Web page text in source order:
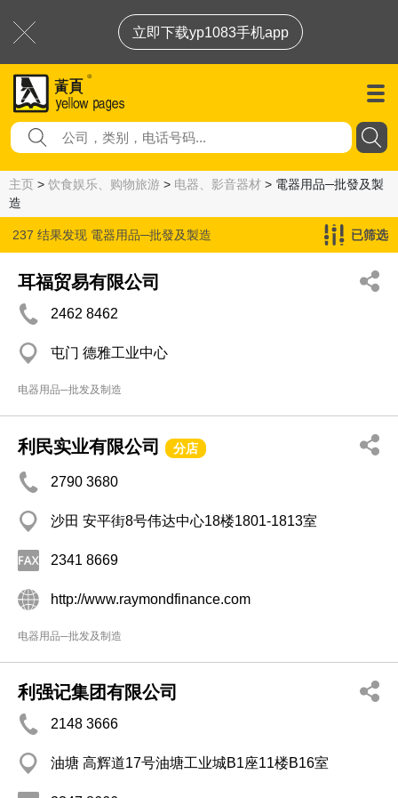
立即下载yp1083手机app
主页 > 饮食娱乐、购物旅游 > 电器、影音器材 > 電器用品─批發及製
造
237 结果发现 電器用品─批發及製造 已筛选
耳福贸易有限公司
2462 8462
屯门 德雅工业中心
电器用品─批发及制造
利民实业有限公司 分店
2790 3680
沙田 安平街8号伟达中心18楼1801-1813室
2341 8669
http://www.raymondfinance.com
电器用品─批发及制造
利强记集团有限公司
2148 3666
油塘 高辉道17号油塘工业城B1座11楼B16室